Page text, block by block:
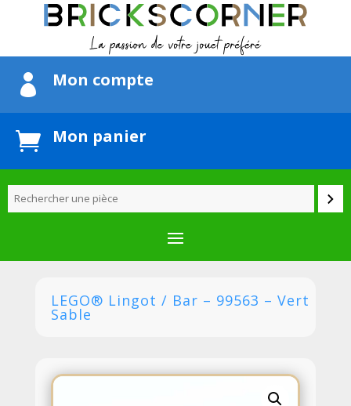
 Mon compte
 Mon panier
LEGO® Lingot / Bar – 99563 – Vert
Sable